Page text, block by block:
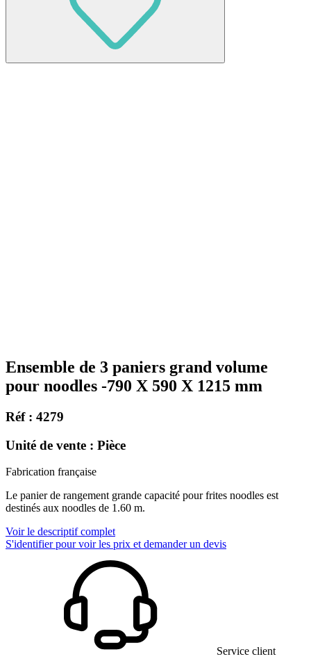
Ensemble de 3 paniers grand volume
pour noodles -790 X 590 X 1215 mm
Réf : 4279
Unité de vente : Pièce
Fabrication française
Le panier de rangement grande capacité pour frites noodles est
destinés aux noodles de 1.60 m.
Voir le descriptif complet
S'identifier pour voir les prix et demander un devis
Service client